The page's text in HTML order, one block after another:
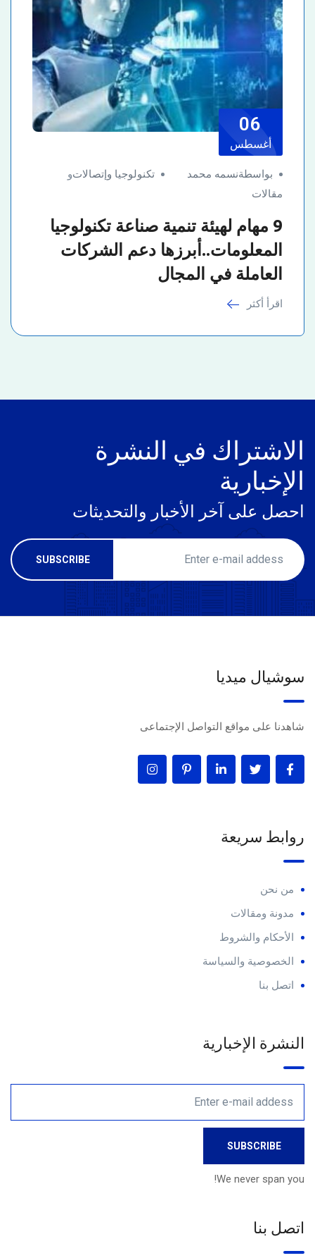
06
أغسطس
بواسطةنسمه محمد تكنولوجيا وإتصالاتو
مقالات
9 مهام لهيئة تنمية صناعة تكنولوجيا
المعلومات..أبرزها دعم الشركات
العاملة في المجال
اقرأ أكثر
الاشتراك في النشرة
الإخبارية
احصل على آخر الأخبار والتحديثات
سوشيال ميديا
شاهدنا على مواقع التواصل الإجتماعى
روابط سريعة
من نحن
مدونة ومقالات
الأحكام والشروط
الخصوصية والسياسة
اتصل بنا
النشرة الإخبارية
We never span you!
اتصل بنا